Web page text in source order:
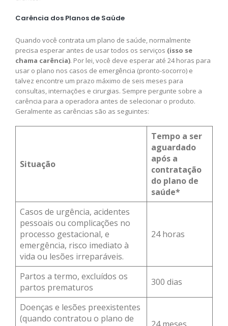
Carência dos Planos de Saúde
Quando você contrata um plano de saúde, normalmente
precisa esperar antes de usar todos os serviços (isso se
chama carência). Por lei, você deve esperar até 24 horas para
usar o plano nos casos de emergência (pronto-socorro) e
talvez encontre um prazo máximo de seis meses para
consultas, internações e cirurgias. Sempre pergunte sobre a
carência para a operadora antes de selecionar o produto.
Geralmente as carências são as seguintes:
Situação
Tempo a ser
aguardado
após a
contratação
do plano de
saúde*
Casos de urgência, acidentes
pessoais ou complicações no
processo gestacional, e
emergência, risco imediato à
vida ou lesões irreparáveis.
24 horas
Partos a termo, excluídos os
partos prematuros
300 dias
Doenças e lesões preexistentes
(quando contratou o plano de